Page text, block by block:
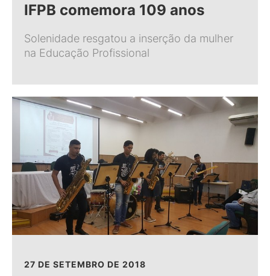
IFPB comemora 109 anos
Solenidade resgatou a inserção da mulher
na Educação Profissional
27 DE SETEMBRO DE 2018